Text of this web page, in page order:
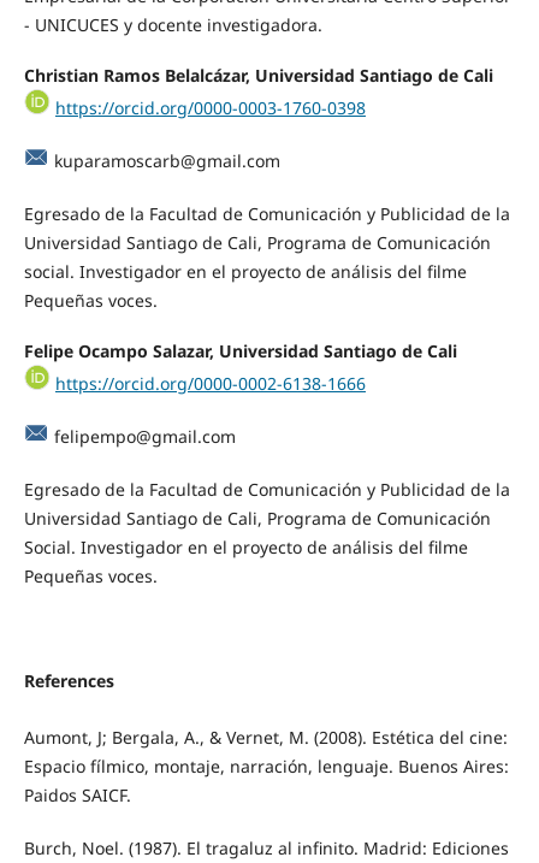
- UNICUCES y docente investigadora.
Christian Ramos Belalcázar, Universidad Santiago de Cali
https://orcid.org/0000-0003-1760-0398
kuparamoscarb@gmail.com
Egresado de la Facultad de Comunicación y Publicidad de la
Universidad Santiago de Cali, Programa de Comunicación
social. Investigador en el proyecto de análisis del filme
Pequeñas voces.
Felipe Ocampo Salazar, Universidad Santiago de Cali
https://orcid.org/0000-0002-6138-1666
felipempo@gmail.com
Egresado de la Facultad de Comunicación y Publicidad de la
Universidad Santiago de Cali, Programa de Comunicación
Social. Investigador en el proyecto de análisis del filme
Pequeñas voces.
References
Aumont, J; Bergala, A., & Vernet, M. (2008). Estética del cine:
Espacio fílmico, montaje, narración, lenguaje. Buenos Aires:
Paidos SAICF.
Burch, Noel. (1987). El tragaluz al infinito. Madrid: Ediciones